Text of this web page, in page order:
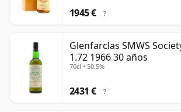
1945 € ?
Glenfarclas SMWS
1.72 1966 30 años
70cl • 50.5%
2431 € ?